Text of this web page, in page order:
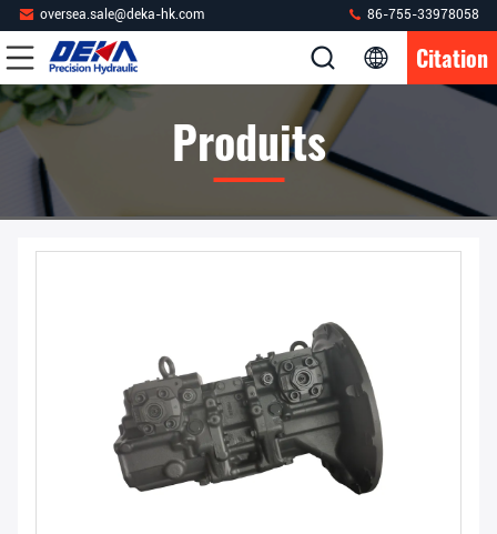
oversea.sale@deka-hk.com 86-755-33978058
Citation
Produits